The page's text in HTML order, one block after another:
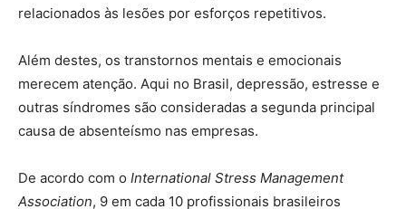
relacionados às lesões por esforços repetitivos.
Além destes, os transtornos mentais e emocionais
merecem atenção. Aqui no Brasil, depressão, estresse e
outras síndromes são consideradas a segunda principal
causa de absenteísmo nas empresas.
De acordo com o International Stress Management
Association, 9 em cada 10 profissionais brasileiros